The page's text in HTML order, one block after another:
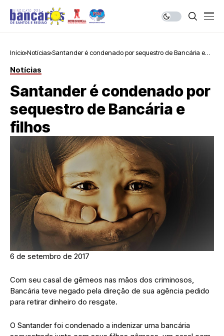
Início Notícias Santander é condenado por sequestro de Bancária e
Notícias
Santander é condenado por
sequestro de Bancária e
filhos
6 de setembro de 2017
Com seu casal de gêmeos nas mãos dos criminosos,
Bancária teve negado pela direção de sua agência pedido
para retirar dinheiro do resgate.
O Santander foi condenado a indenizar uma bancária